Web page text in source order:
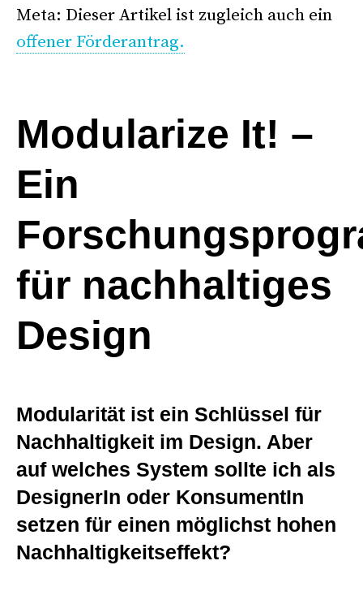
Meta: Dieser Artikel ist zugleich auch ein
offener Förderantrag.
Modularize It! –
Ein
für nachhaltiges
Design
Modularität ist ein Schlüssel für
Nachhaltigkeit im Design. Aber
auf welches System sollte ich als
DesignerIn oder KonsumentIn
setzen für einen möglichst hohen
Nachhaltigkeitseffekt?